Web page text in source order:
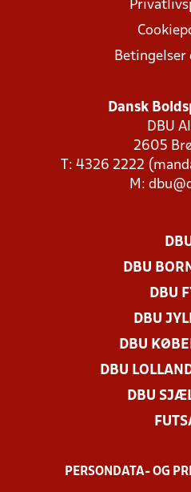
Betingelser
Dansk
DBU
2605
T: 4326 2222
M:
DBU
DBU
DBU
DBU
DBU
DBU
PERSONDATA- OG